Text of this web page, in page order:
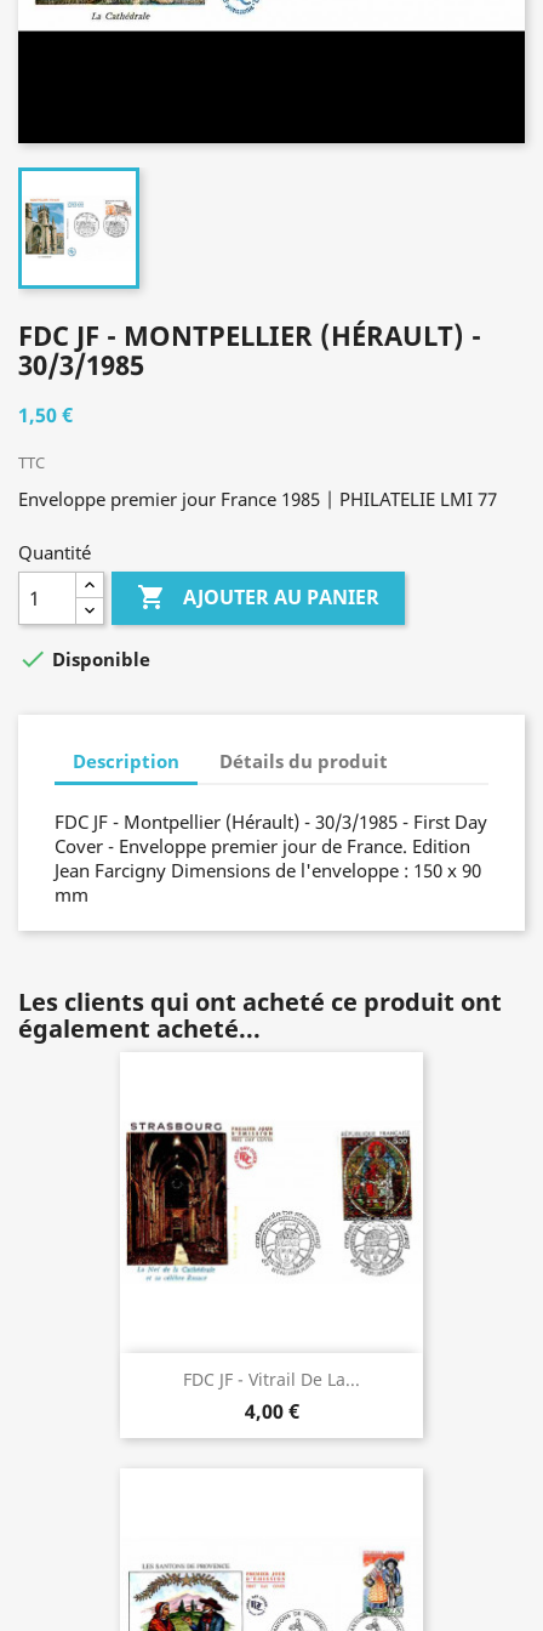
FDC JF - MONTPELLIER (HÉRAULT) -
30/3/1985
1,50 €
TTC
Enveloppe premier jour France 1985 | PHILATELIE LMI 77
Quantité
 AJOUTER AU PANIER
 Disponible
Description Détails du produit
FDC JF - Montpellier (Hérault) - 30/3/1985 - First Day
Cover - Enveloppe premier jour de France. Edition
Jean Farcigny Dimensions de l'enveloppe : 150 x 90
mm
Les clients qui ont acheté ce produit ont
également acheté...
FDC JF - Vitrail De La...
4,00 €